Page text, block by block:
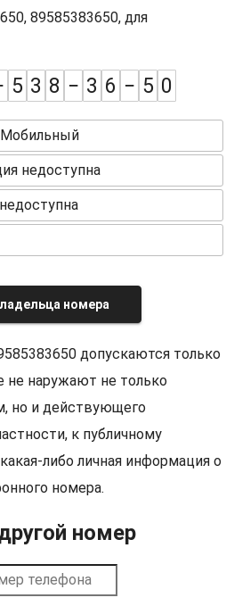
89585383650, для
5 3 8 − 3 6 − 5 0
Мобильный
недоступна
номера
допускаются только
не наружают не только
но и действующего
к публичному
либо личная информация о
номера.
номер